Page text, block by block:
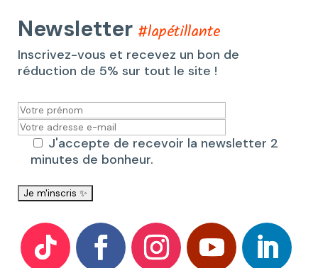
Newsletter #lapétillante
Inscrivez-vous et recevez un bon de
réduction de 5% sur tout le site !
J'accepte de recevoir la newsletter 2
minutes de bonheur.